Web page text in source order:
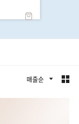
매출순